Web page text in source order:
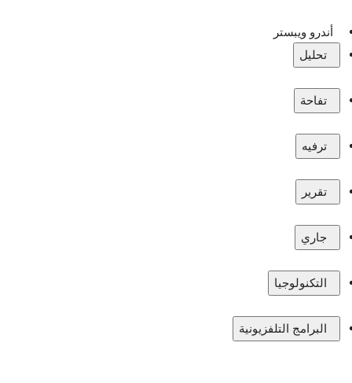
أندرو ويبستر
تحليل
تفاحة
ترفيه
تقرير
جاري
التكنولوجيا
البرامج التلفزيونية